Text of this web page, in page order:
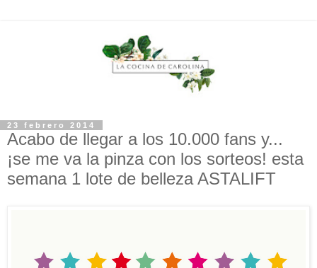
23 febrero 2014
Acabo de llegar a los 10.000 fans y...
¡se me va la pinza con los sorteos! esta
semana 1 lote de belleza ASTALIFT